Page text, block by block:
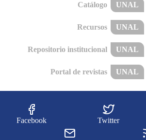
Catálogo UNAL
Recursos UNAL
Repositorio institucional UNAL
Portal de revistas UNAL
Facebook Twitter